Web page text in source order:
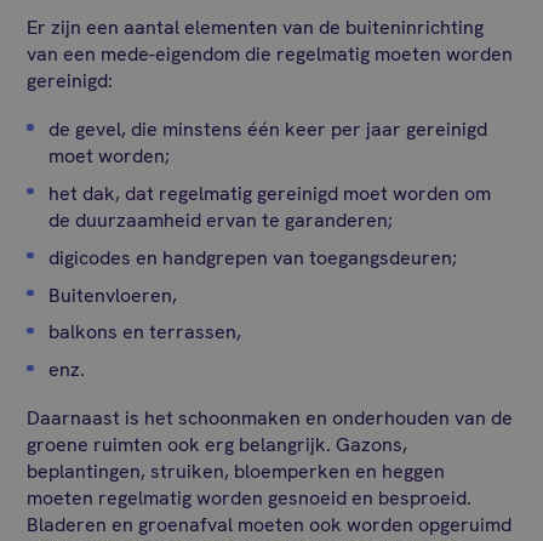
Er zijn een aantal elementen van de buiteninrichting
van een mede-eigendom die regelmatig moeten worden
gereinigd:
de gevel, die minstens één keer per jaar gereinigd
moet worden;
het dak, dat regelmatig gereinigd moet worden om
de duurzaamheid ervan te garanderen;
digicodes en handgrepen van toegangsdeuren;
Buitenvloeren,
balkons en terrassen,
enz.
Daarnaast is het schoonmaken en onderhouden van de
groene ruimten ook erg belangrijk. Gazons,
beplantingen, struiken, bloemperken en heggen
moeten regelmatig worden gesnoeid en besproeid.
Bladeren en groenafval moeten ook worden opgeruimd